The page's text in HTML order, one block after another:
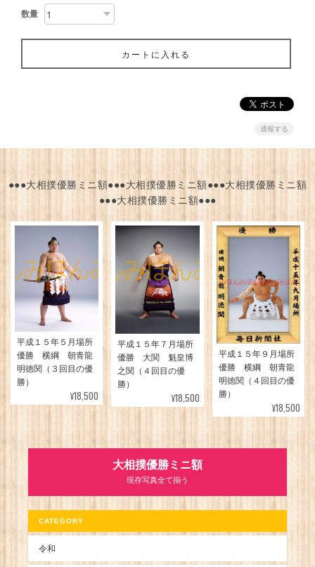
数量
カートに入れる
通報する
●●●大相撲優勝ミニ額●●●大相撲優勝ミニ額●●●大相撲優勝ミニ額
●●●大相撲優勝ミニ額●●●
平成１５年５月場所
優勝 横綱 朝青龍
明徳関（３回目の優
勝）
¥18,500
平成１５年７月場所
優勝 大関 魁皇博
之関（４回目の優
勝）
¥18,500
平成１５年９月場所
優勝 横綱 朝青龍
明徳関（４回目の優
勝）
¥18,500
大相撲優勝ミニ額
現存写真全て揃う
CATEGORY
令和